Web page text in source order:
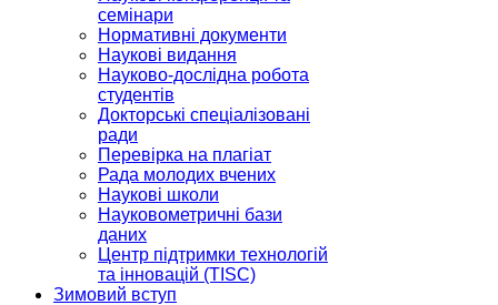
семінари
Нормативні документи
Наукові видання
Науково-дослідна робота
студентів
Докторські спеціалізовані
ради
Перевірка на плагіат
Рада молодих вчених
Наукові школи
Науковометричні бази
даних
Центр підтримки технологій
та інновацій (TISC)
Зимовий вступ